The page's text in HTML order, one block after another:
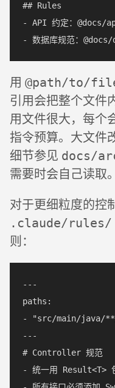
## Rules
- API 约定：
用 @path/to/
引用会把整个文件
用文件很大，每个
指令预算。大文
细节参见 docs/
需要时会自己读取。
对于更细粒度的控
.claude/rules/
则：
---
paths:
- "src/main/
---
# Controller 规范
- 统一用 Result<T>